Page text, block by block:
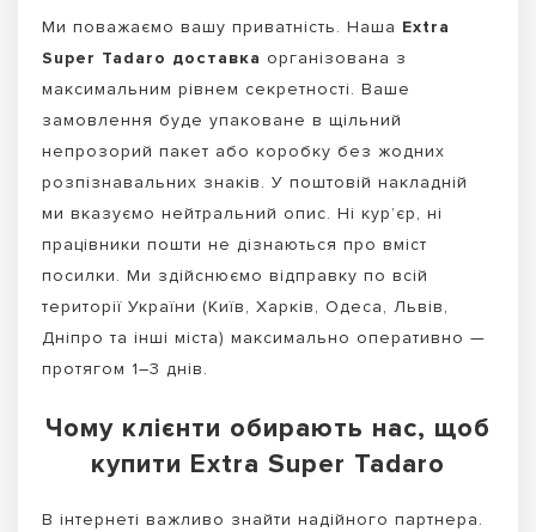
Ми поважаємо вашу приватність. Наша Extra
Super Tadaro доставка організована з
максимальним рівнем секретності. Ваше
замовлення буде упаковане в щільний
непрозорий пакет або коробку без жодних
розпізнавальних знаків. У поштовій накладній
ми вказуємо нейтральний опис. Ні кур’єр, ні
працівники пошти не дізнаються про вміст
посилки. Ми здійснюємо відправку по всій
території України (Київ, Харків, Одеса, Львів,
Дніпро та інші міста) максимально оперативно —
протягом 1–3 днів.
Чому клієнти обирають нас, щоб
купити Extra Super Tadaro
В інтернеті важливо знайти надійного партнера.